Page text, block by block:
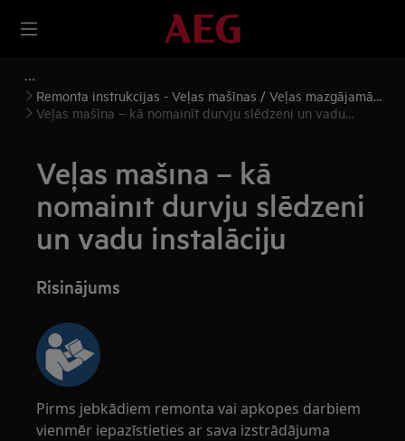
Remonta instrukcijas - Veļas mašīnas / Veļas mazgājamās
mašīnas, žāvētāji
Veļas mašīna – kā nomainīt durvju slēdzeni un vadu
Veļas mašīna – kā
nomainīt durvju slēdzeni
un vadu instalāciju
Risinājums
Pirms jebkādiem remonta vai apkopes darbiem
vienmēr iepazīstieties ar sava izstrādājuma